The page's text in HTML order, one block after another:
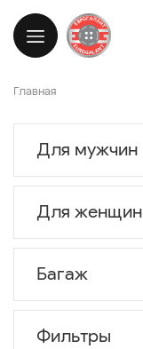
Главная
Для мужчин
Для женщин
Багаж
Фильтры